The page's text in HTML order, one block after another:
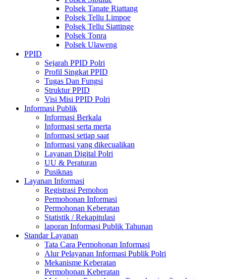
Polsek Tanate Riattang
Polsek Tellu Limpoe
Polsek Tellu Siattinge
Polsek Tonra
Polsek Ulaweng
PPID
Sejarah PPID Polri
Profil Singkat PPID
Tugas Dan Fungsi
Struktur PPID
Visi Misi PPID Polri
Informasi Publik
Informasi Berkala
Informasi serta merta
Informasi setiap saat
Informasi yang dikecualikan
Layanan Digital Polri
UU & Peraturan
Pusiknas
Layanan Informasi
Registrasi Pemohon
Permohonan Informasi
Permohonan Keberatan
Statistik / Rekapitulasi
laporan Informasi Publik Tahunan
Standar Layanan
Tata Cara Permohonan Informasi
Alur Pelayanan Informasi Publik Polri
Mekanisme Keberatan
Permohonan Keberatan